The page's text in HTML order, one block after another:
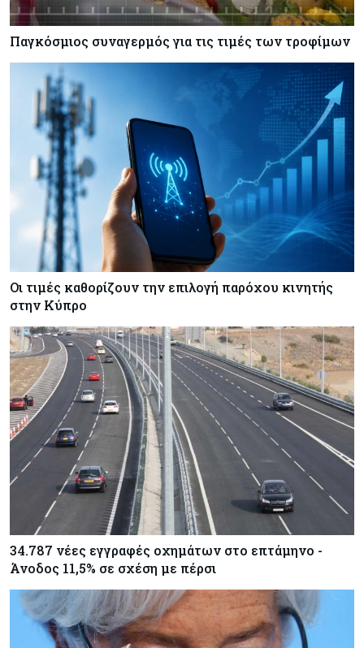
Κόσμος 07-08-2026
Ευρωπαϊκή αυτοκινητοβιομηχανία: Αναζητά
σωσίβιο στην Κίνα
Κύπρος 07-08-2026
Πώς οι κυπριακές τράπεζες «τιμολογούν» τον
πόλεμο
Παγκόσμιος συναγερμός για τις τιμές των τροφίμων
Οι τιμές καθορίζουν την επιλογή παρόχου κινητής
στην Κύπρο
34.787 νέες εγγραφές οχημάτων στο επτάμηνο -
Άνοδος 11,5% σε σχέση με πέρσι